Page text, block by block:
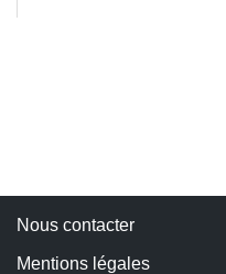
Nous contacter
Mentions légales